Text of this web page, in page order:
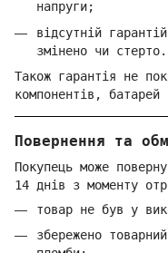
напруги;
відсутній
змінено чи стерто.
Також гарантія не
компонентів, батарей
Повернення та
Покупець може
14 днів з моменту
товар не був у
збережено